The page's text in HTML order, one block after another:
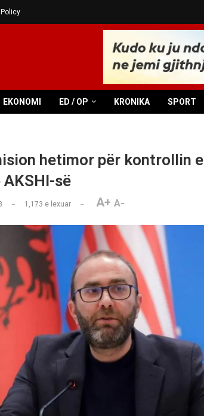
EKONOMI ED / OP KRONIKA SPORT
hetimor për kontrollin e
së
1,173 e lexuar A+ A-